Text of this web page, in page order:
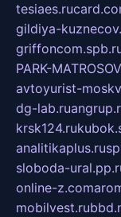
tesiaes.ru
gildiya-
PARK-
avtoyurist-
dg-lab.ru
krsk124.ru
analitikaplus.ru
sloboda-
online-z.com
mobilvest.ru